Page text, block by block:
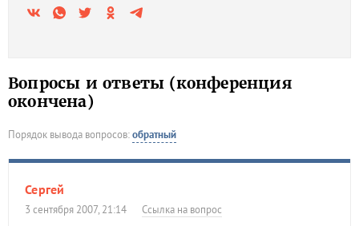
Вопросы и ответы (конференция
окончена)
Порядок вывода вопросов:обратный
Сергей
3 сентября 2007, 21:14 Ссылка на вопрос